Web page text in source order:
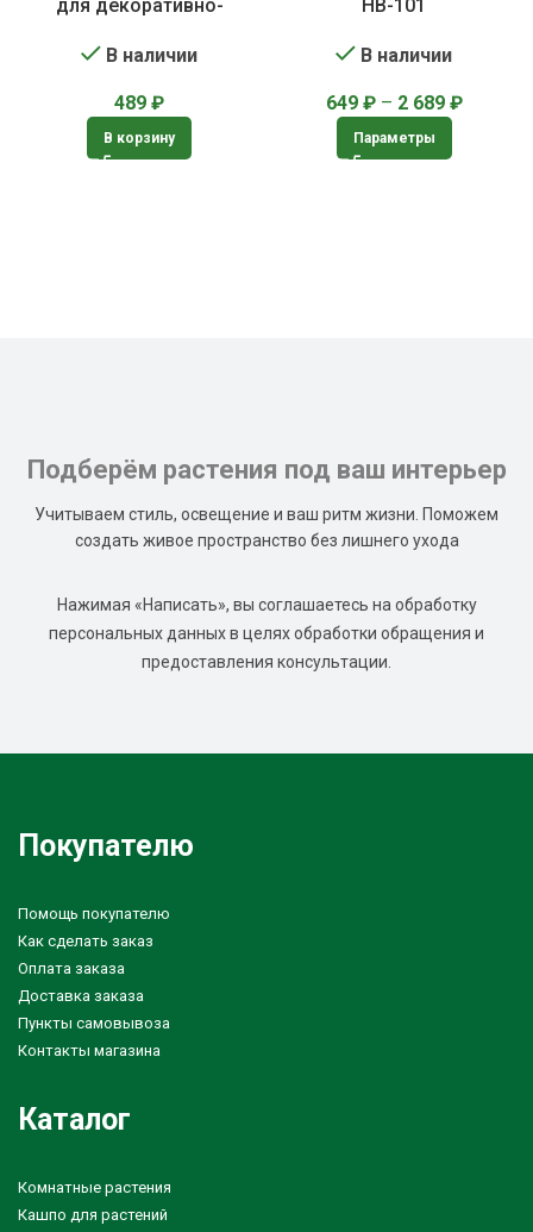
для декоративно-
В наличии
489 ₽
В корзину
HB-101
В наличии
649 ₽ – 2 689 ₽
Параметры
Подберём растения под ваш интерьер
Учитываем стиль, освещение и ваш ритм жизни. Поможем
создать живое пространство без лишнего ухода
Нажимая «Написать», вы соглашаетесь на обработку
персональных данных в целях обработки обращения и
предоставления консультации.
Покупателю
Помощь покупателю
Как сделать заказ
Оплата заказа
Доставка заказа
Пункты самовывоза
Контакты магазина
Каталог
Комнатные растения
Кашпо для растений